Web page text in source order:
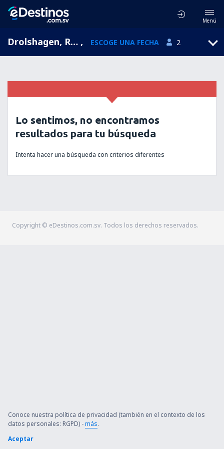
Menú
Drolshagen, Renania del Norte-Westfalia, Alemania , ESCOGE UNA FECHA 2
Lo sentimos, no encontramos
resultados para tu búsqueda
Intenta hacer una búsqueda con criterios diferentes
Copyright © eDestinos.com.sv. Todos los derechos reservados.
Conoce nuestra política de privacidad (también en el contexto de los
datos personales: RGPD) -más.
Aceptar